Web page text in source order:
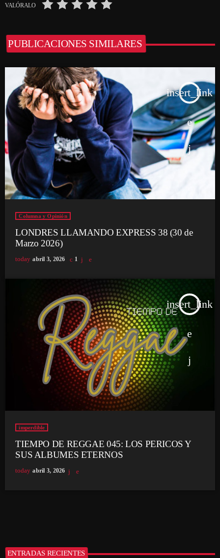
VALÓRALO
PUBLICACIONES SIMILARES
insert_link
Columna y Opinión
LONDRES LLAMANDO EXPRESS 38 (30 de
Marzo 2026)
today abril 3, 2026 1
insert_link
imperdible
TIEMPO DE REGGAE 045: LOS PERICOS Y
SUS ALBUMES ETERNOS
today abril 3, 2026
ENTRADAS RECIENTES